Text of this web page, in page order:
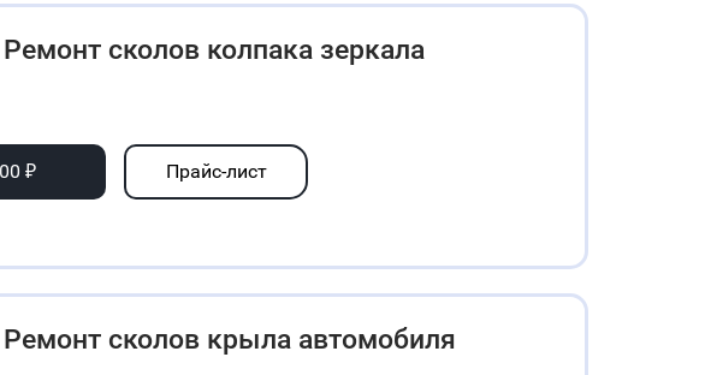
Ремонт сколов колпака зеркала
₽ Прайс-лист
Ремонт сколов крыла автомобиля